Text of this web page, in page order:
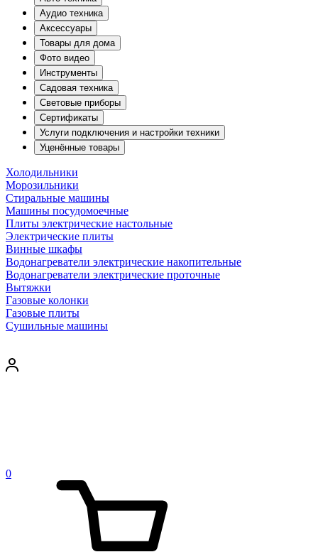
Аудио техника
Аксессуары
Товары для дома
Фото видео
Инструменты
Садовая техника
Световые приборы
Сертификаты
Услуги подключения и настройки техники
Уценённые товары
Холодильники
Морозильники
Стиральные машины
Машины посудомоечные
Плиты электрические настольные
Электрические плиты
Винные шкафы
Водонагреватели электрические накопительные
Водонагреватели электрические проточные
Вытяжки
Газовые колонки
Газовые плиты
Сушильные машины
0